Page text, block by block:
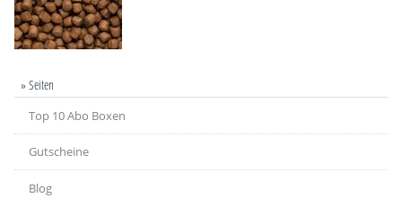
» Seiten
Top 10 Abo Boxen
Gutscheine
Blog